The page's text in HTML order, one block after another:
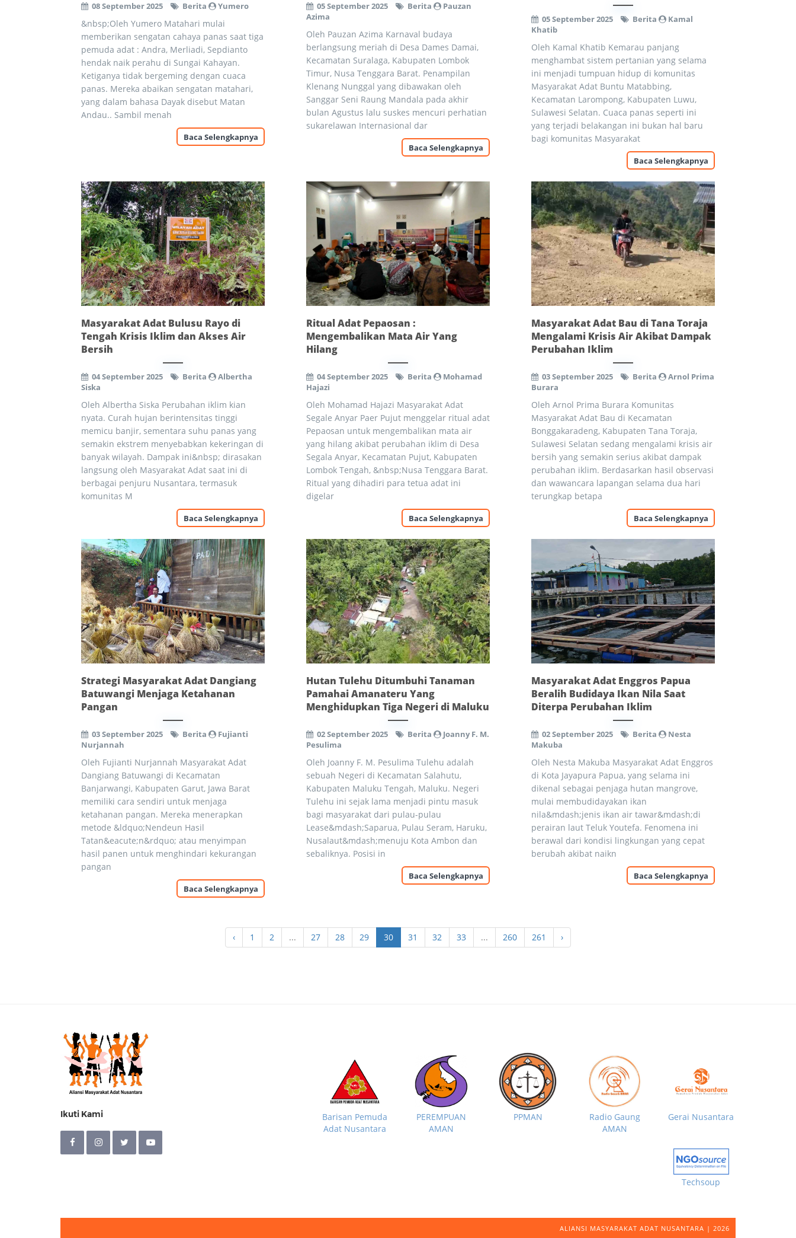
08 September 2025 Berita Yumero
&nbsp;Oleh Yumero Matahari mulai
memberikan sengatan cahaya panas saat tiga
pemuda adat : Andra, Merliadi, Sepdianto
hendak naik perahu di Sungai Kahayan.
Ketiganya tidak bergeming dengan cuaca
panas. Mereka abaikan sengatan matahari,
yang dalam bahasa Dayak disebut Matan
Andau.. Sambil menah
Baca Selengkapnya
05 September 2025 Berita
Pauzan
Azima
Oleh Pauzan Azima Karnaval budaya
berlangsung meriah di Desa Dames Damai,
Kecamatan Suralaga, Kabupaten Lombok
Timur, Nusa Tenggara Barat. Penampilan
Klenang Nunggal yang dibawakan oleh
Sanggar Seni Raung Mandala pada akhir
bulan Agustus lalu suskes mencuri perhatian
sukarelawan Internasional dar
Baca Selengkapnya
05 September 2025 Berita
Kamal
Khatib
Oleh Kamal Khatib Kemarau panjang
menghambat sistem pertanian yang selama
ini menjadi tumpuan hidup di komunitas
Masyarakat Adat Buntu Matabbing,
Kecamatan Larompong, Kabupaten Luwu,
Sulawesi Selatan. Cuaca panas seperti ini
yang terjadi belakangan ini bukan hal baru
bagi komunitas Masyarakat
Baca Selengkapnya
Masyarakat Adat Bulusu Rayo di
Tengah Krisis Iklim dan Akses Air
Bersih
04 September 2025 Berita
Albertha
Siska
Oleh Albertha Siska Perubahan iklim kian
nyata. Curah hujan berintensitas tinggi
memicu banjir, sementara suhu panas yang
semakin ekstrem menyebabkan kekeringan di
banyak wilayah. Dampak ini&nbsp; dirasakan
langsung oleh Masyarakat Adat saat ini di
berbagai penjuru Nusantara, termasuk
komunitas M
Baca Selengkapnya
Ritual Adat Pepaosan :
Mengembalikan Mata Air Yang
Hilang
04 September 2025 Berita
Mohamad
Hajazi
Oleh Mohamad Hajazi Masyarakat Adat
Segale Anyar Paer Pujut menggelar ritual adat
Pepaosan untuk mengembalikan mata air
yang hilang akibat perubahan iklim di Desa
Segala Anyar, Kecamatan Pujut, Kabupaten
Lombok Tengah, &nbsp;Nusa Tenggara Barat.
Ritual yang dihadiri para tetua adat ini
digelar
Baca Selengkapnya
Masyarakat Adat Bau di Tana Toraja
Mengalami Krisis Air Akibat Dampak
Perubahan Iklim
03 September 2025 Berita
Arnol Prima
Burara
Oleh Arnol Prima Burara Komunitas
Masyarakat Adat Bau di Kecamatan
Bonggakaradeng, Kabupaten Tana Toraja,
Sulawesi Selatan sedang mengalami krisis air
bersih yang semakin serius akibat dampak
perubahan iklim. Berdasarkan hasil observasi
dan wawancara lapangan selama dua hari
terungkap betapa
Baca Selengkapnya
Strategi Masyarakat Adat Dangiang
Batuwangi Menjaga Ketahanan
Pangan
03 September 2025 Berita
Fujianti
Nurjannah
Oleh Fujianti Nurjannah Masyarakat Adat
Dangiang Batuwangi di Kecamatan
Banjarwangi, Kabupaten Garut, Jawa Barat
memiliki cara sendiri untuk menjaga
ketahanan pangan. Mereka menerapkan
metode &ldquo;Nendeun Hasil
Tatan&eacute;n&rdquo; atau menyimpan
hasil panen untuk menghindari kekurangan
pangan
Baca Selengkapnya
Hutan Tulehu Ditumbuhi Tanaman
Pamahai Amanateru Yang
Menghidupkan Tiga Negeri di Maluku
02 September 2025 Berita
Joanny F. M.
Pesulima
Oleh Joanny F. M. Pesulima Tulehu adalah
sebuah Negeri di Kecamatan Salahutu,
Kabupaten Maluku Tengah, Maluku. Negeri
Tulehu ini sejak lama menjadi pintu masuk
bagi masyarakat dari pulau-pulau
Lease&mdash;Saparua, Pulau Seram, Haruku,
Nusalaut&mdash;menuju Kota Ambon dan
sebaliknya. Posisi in
Baca Selengkapnya
Masyarakat Adat Enggros Papua
Beralih Budidaya Ikan Nila Saat
Diterpa Perubahan Iklim
02 September 2025 Berita
Nesta
Makuba
Oleh Nesta Makuba Masyarakat Adat Enggros
di Kota Jayapura Papua, yang selama ini
dikenal sebagai penjaga hutan mangrove,
mulai membudidayakan ikan
nila&mdash;jenis ikan air tawar&mdash;di
perairan laut Teluk Youtefa. Fenomena ini
berawal dari kondisi lingkungan yang cepat
berubah akibat naikn
Baca Selengkapnya
‹ 1 2 ... 27 28 29 30 31 32 33 ... 260 261 ›
Ikuti Kami
Barisan Pemuda
Adat Nusantara
PEREMPUAN
AMAN
PPMAN
Radio Gaung
AMAN
Gerai Nusantara
Techsoup
ALIANSI MASYARAKAT ADAT NUSANTARA | 2026